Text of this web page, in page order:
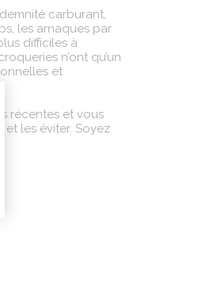
carburant,
les arnaquespar
difficilesà
n’ont qu’un
et
récenteset vous
et les éviter. Soyez